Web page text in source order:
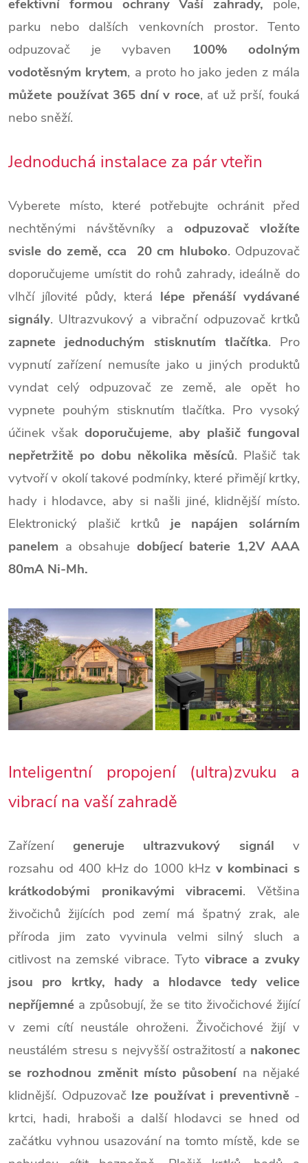
efektivní formou ochrany Vaší zahrady, pole,
parku nebo dalších venkovních prostor. Tento
odpuzovač je vybaven 100% odolným
vodotěsným krytem, a proto ho jako jeden z mála
můžete používat 365 dní v roce, ať už prší, fouká
nebo sněží.
Jednoduchá instalace za pár vteřin
Vyberete místo, které potřebujte ochránit před
nechtěnými návštěvníky a odpuzovač vložíte
svisle do země, cca 20 cm hluboko. Odpuzovač
doporučujeme umístit do rohů zahrady, ideálně do
vlhčí jílovité půdy, která lépe přenáší vydávané
signály. Ultrazvukový a vibrační odpuzovač krtků
zapnete jednoduchým stisknutím tlačítka. Pro
vypnutí zařízení nemusíte jako u jiných produktů
vyndat celý odpuzovač ze země, ale opět ho
vypnete pouhým stisknutím tlačítka. Pro vysoký
účinek však doporučujeme, aby plašič fungoval
nepřetržitě po dobu několika měsíců. Plašič tak
vytvoří v okolí takové podmínky, které přimějí krtky,
hady i hlodavce, aby si našli jiné, klidnější místo.
Elektronický plašič krtkůje napájen solárním
panelem a obsahuje dobíjecí baterie 1,2V AAA
80mA Ni-Mh.
Inteligentní propojení (ultra)zvuku a
vibrací na vaší zahradě
Zařízení generuje ultrazvukový signál v
rozsahu od 400 kHz do 1000 kHz v kombinaci s
krátkodobými pronikavými vibracemi. Většina
živočichů žijících pod zemí má špatný zrak, ale
příroda jim zato vyvinula velmi silný sluch a
citlivost na zemské vibrace. Tyto vibrace a zvuky
jsou pro krtky, hady a hlodavce tedy velice
nepříjemné a způsobují, že se tito živočichové žijící
v zemi cítí neustále ohroženi. Živočichové žijí v
neustálém stresu s nejvyšší ostražitostí a nakonec
se rozhodnou změnit místo působenína nějaké
klidnější. Odpuzovač lze používat i preventivně-
krtci, hadi, hraboši a další hlodavci se hned od
začátku vyhnou usazování na tomto místě, kde se